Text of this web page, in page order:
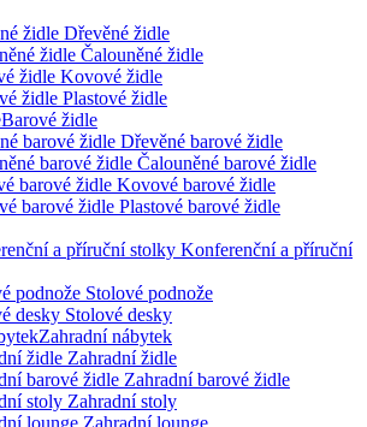
Dřevěné židle
Čalouněné židle
Kovové židle
Plastové židle
Barové židle
Dřevěné barové židle
Čalouněné barové židle
Kovové barové židle
Plastové barové židle
Konferenční a příruční
Stolové podnože
Stolové desky
Zahradní nábytek
Zahradní židle
Zahradní barové židle
Zahradní stoly
Zahradní lounge